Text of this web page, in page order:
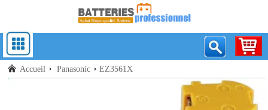
Accueil Panasonic EZ3561X